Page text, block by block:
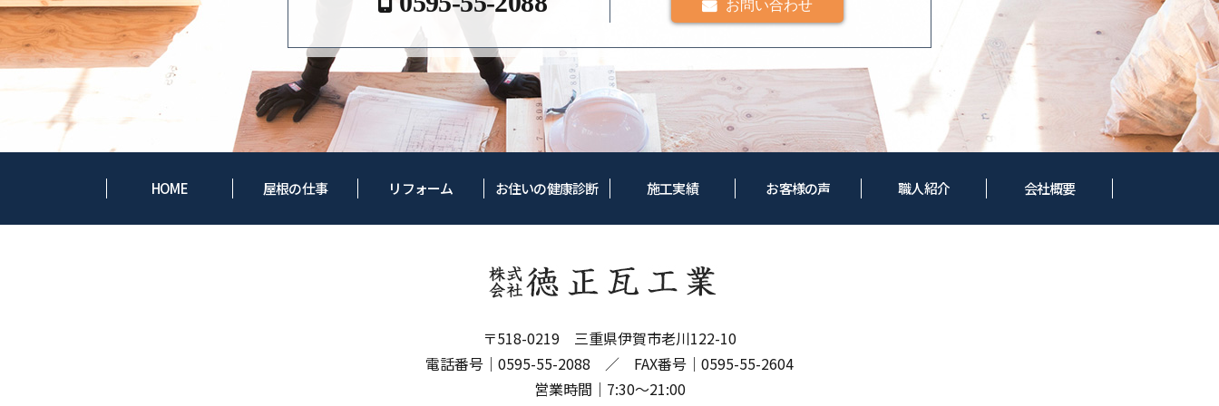
お問い合わせ
HOME 屋根の仕事 リフォーム お住いの健康診断 施工実績 お客様の声 職人紹介 会社概要
〒518-0219 三重県伊賀市老川122-10
電話番号｜ 0595-55-2088 ／ FAX番号｜0595-55-2604
営業時間｜7:30～21:00